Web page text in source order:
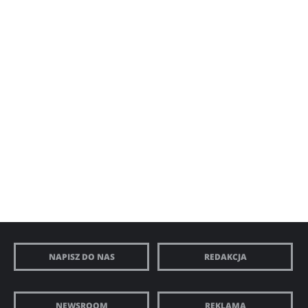
NAPISZ DO NAS REDAKCJA
NEWSROOM REKLAMA